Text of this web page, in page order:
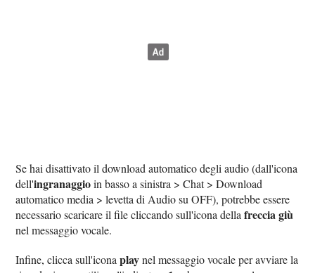
Se hai disattivato il download automatico degli audio (dall'icona
dell'ingranaggioin basso a sinistra > Chat > Download
automatico media > levetta di Audio su OFF), potrebbe essere
necessario scaricare il file cliccando sull'icona dellafreccia giù
nel messaggio vocale.
Infine, clicca sull'iconaplaynel messaggio vocale per avviare la